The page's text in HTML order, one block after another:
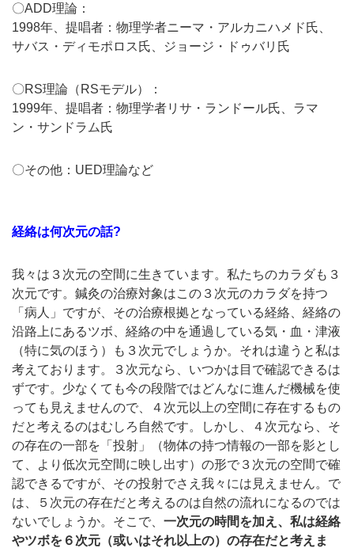
〇ADD理論：
1998年、提唱者：物理学者ニーマ・アルカニハメド氏、
サバス・ディモポロス氏、ジョージ・ドゥバリ氏
〇RS理論（RSモデル）：
1999年、提唱者：物理学者リサ・ランドール氏、ラマ
ン・サンドラム氏
〇その他：UED理論など
経絡は何次元の話?
我々は３次元の空間に生きています。私たちのカラダも３
次元です。鍼灸の治療対象はこの３次元のカラダを持つ
「病人」ですが、その治療根拠となっている経絡、経絡の
沿路上にあるツボ、経絡の中を通過している気・血・津液
（特に気のほう）も３次元でしょうか。それは違うと私は
考えております。３次元なら、いつかは目で確認できるは
ずです。少なくても今の段階ではどんなに進んだ機械を使
っても見えませんので、４次元以上の空間に存在するもの
だと考えるのはむしろ自然です。しかし、４次元なら、そ
の存在の一部を「投射」（物体の持つ情報の一部を影とし
て、より低次元空間に映し出す）の形で３次元の空間で確
認できるですが、その投射でさえ我々には見えません。で
は、５次元の存在だと考えるのは自然の流れになるのでは
ないでしょうか。そこで、 一次元の時間を加え、私は経絡
やツボを６次元（或いはそれ以上の）の存在だと考えま